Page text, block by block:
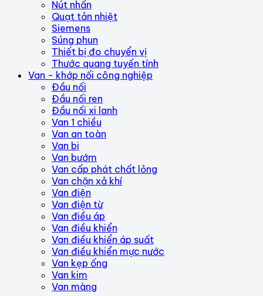
Nút nhấn
Quạt tản nhiệt
Siemens
Súng phun
Thiết bị đo chuyển vị
Thước quang tuyến tính
Van - khớp nối công nghiệp
Đầu nối
Đầu nối ren
Đầu nối xi lanh
Van 1 chiều
Van an toàn
Van bi
Van bướm
Van cấp phát chất lỏng
Van chặn xả khí
Van điện
Van điện từ
Van điều áp
Van điều khiển
Van điều khiển áp suất
Van điều khiển mực nước
Van kẹp ống
Van kim
Van màng